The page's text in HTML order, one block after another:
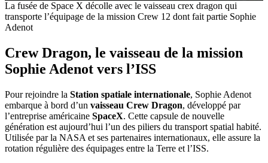
La fusée de Space X décolle avec le vaisseau crex dragon qui
transporte l’équipage de la mission Crew 12 dont fait partie Sophie
Adenot
Crew Dragon, le vaisseau de la mission
Sophie Adenot vers l’ISS
Pour rejoindre la Station spatiale internationale, Sophie Adenot
embarque à bord d’un vaisseau Crew Dragon, développé par
l’entreprise américaine SpaceX. Cette capsule de nouvelle
génération est aujourd’hui l’un des piliers du transport spatial habité.
Utilisée par la NASA et ses partenaires internationaux, elle assure la
rotation régulière des équipages entre la Terre et l’ISS.